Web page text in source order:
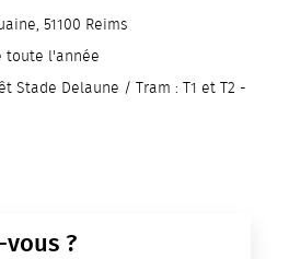
51100 Reims
toute l'année
Stade Delaune / Tram : T1 et T2 -
vous ?